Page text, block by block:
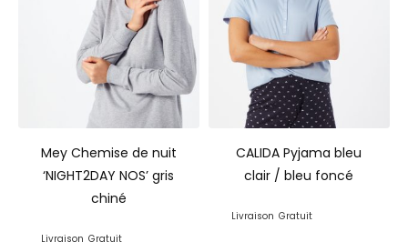
Mey Chemise de nuit
‘NIGHT2DAY NOS’ gris
chiné
Livraison Gratuit
CALIDA Pyjama bleu
clair / bleu foncé
Livraison Gratuit